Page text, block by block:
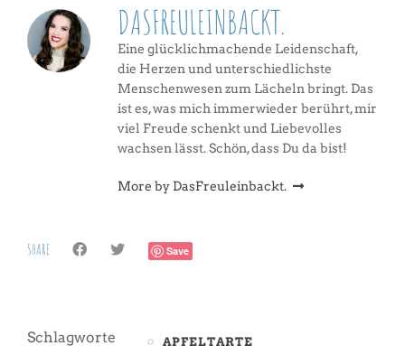
DASFREULEINBACKT.
Eine glücklichmachende Leidenschaft,
die Herzen und unterschiedlichste
Menschenwesen zum Lächeln bringt. Das
ist es, was mich immerwieder berührt, mir
viel Freude schenkt und Liebevolles
wachsen lässt. Schön, dass Du da bist!
More by DasFreuleinbackt.
SHARE Save
Schlagworte APFELTARTE